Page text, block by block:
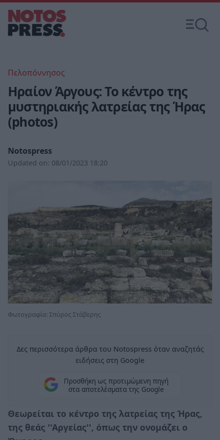
Πελοπόννησος
Ηραίον Άργους: Το κέντρο της
μυστηριακής λατρείας της Ήρας
(photos)
Notospress
Updated on: 08/01/2023 18:20
Φωτογραφία: Σπύρος Στάβερης
Δες περισσότερα άρθρα του Notospress όταν αναζητάς
ειδήσεις στη Google
Προσθήκη ως προτιμώμενη πηγή
στα αποτελέσματα της Google
Θεωρείται το κέντρο της λατρείας της Ήρας,
της θεάς ''Αργείας'', όπως την ονομάζει ο